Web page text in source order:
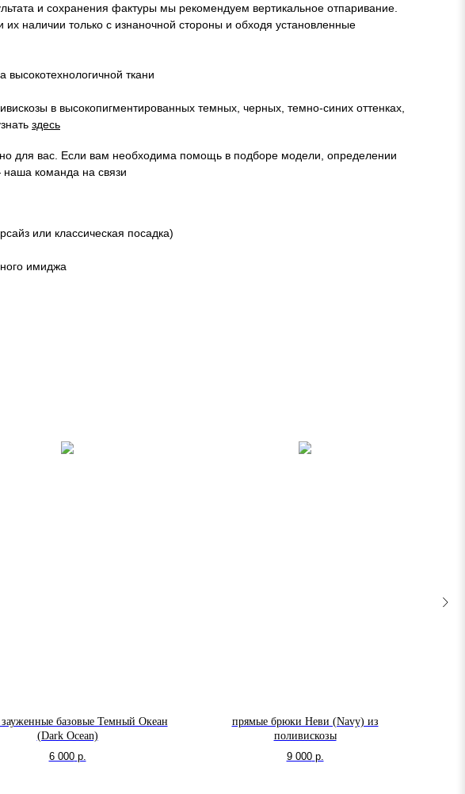
и сохранения фактуры мы рекомендуем вертикальное отпаривание.
наличии только с изнаночной стороны и обходя установленные
высокотехнологичной ткани
в высокопигментированных темных, черных, темно-синих оттенках,
здесь
для вас. Если вам необходима помощь в подборе модели, определении
команда на связи
или классическая посадка)
имиджа
базовые Темный Океан
(Dark Ocean)
6 000 р.
прямые брюки Неви (Navy) из
поливискозы
9 000 р.